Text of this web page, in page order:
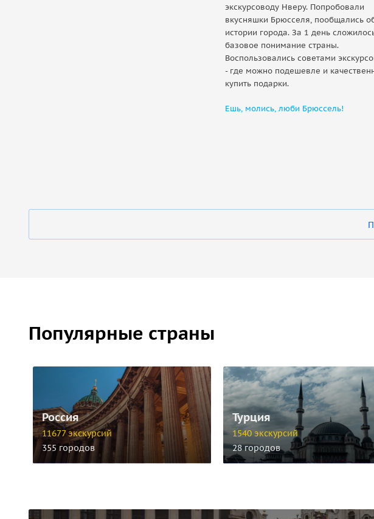
экскурсоводу Нверу. Попробовали
вкусняшки Брюсселя, пообщались
истории города. За 1 день
базовое понимание страны.
Воспользовались советами
- где можно подешевле и
купить подарки.
Ешь, молись, люби Брюссель!
Популярные страны
Россия
11677 экскурсий
355 городов
Турция
1540 экскурсий
28 городов